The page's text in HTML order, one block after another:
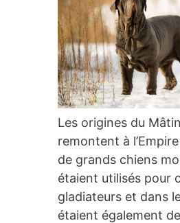
Les origines du
remontent à
de grands chiens
étaient utilisés pour
gladiateurs et dans
étaient également